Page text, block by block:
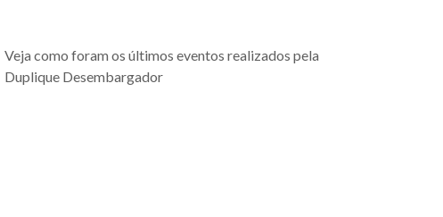
Veja como foram os últimos eventos realizados pela
Duplique Desembargador